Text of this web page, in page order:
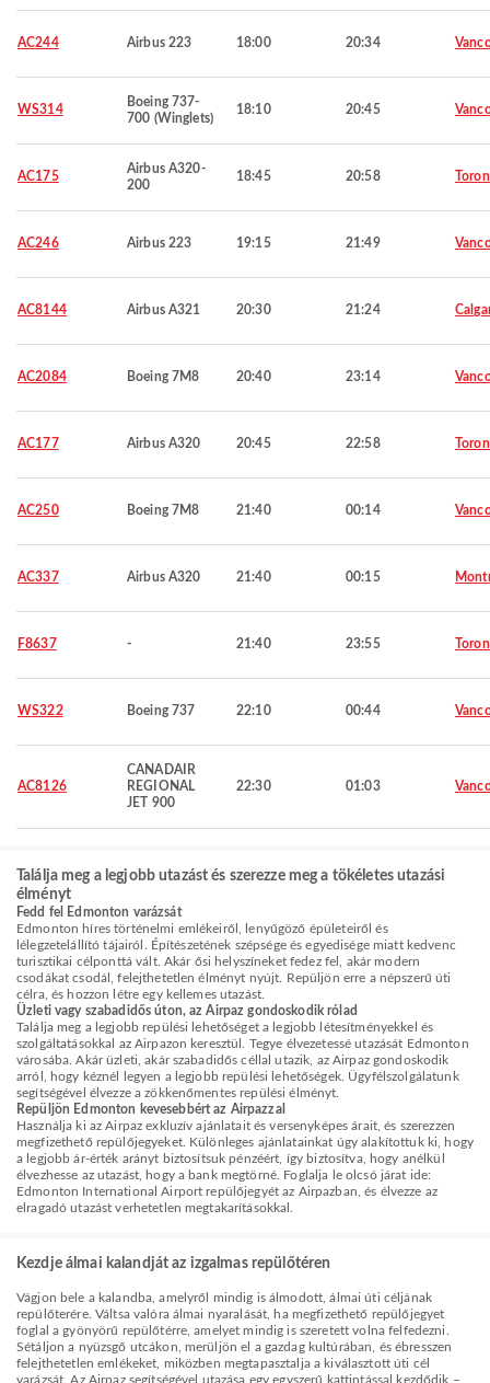
AC244 Airbus 223 18:00 20:34
WS314
Boeing 737-
700 (Winglets)
18:10 20:45
AC175
Airbus A320-
200
18:45 20:58
AC246 Airbus 223 19:15 21:49
AC8144 Airbus A321 20:30 21:24
AC2084 Boeing 7M8 20:40 23:14
AC177 Airbus A320 20:45 22:58
AC250 Boeing 7M8 21:40 00:14
AC337 Airbus A320 21:40 00:15
F8637 - 21:40 23:55
WS322 Boeing 737 22:10 00:44
AC8126
CANADAIR
REGIONAL
JET 900
22:30 01:03
Találja meg a legjobb utazást és szerezze meg a tökéletes utazási
élményt
Fedd fel Edmonton varázsát
Edmonton híres történelmi emlékeiről, lenyűgöző épületeiről és
lélegzetelállító tájairól. Építészetének szépsége és egyedisége miatt kedvenc
turisztikai célponttá vált. Akár ősi helyszíneket fedez fel, akár modern
csodákat csodál, felejthetetlen élményt nyújt. Repüljön erre a népszerű úti
célra, és hozzon létre egy kellemes utazást.
Üzleti vagy szabadidős úton, az Airpaz gondoskodik rólad
Találja meg a legjobb repülési lehetőséget a legjobb létesítményekkel és
szolgáltatásokkal az Airpazon keresztül. Tegye élvezetessé utazását Edmonton
városába. Akár üzleti, akár szabadidős céllal utazik, az Airpaz gondoskodik
arról, hogy kéznél legyen a legjobb repülési lehetőségek. Ügyfélszolgálatunk
segítségével élvezze a zökkenőmentes repülési élményt.
Repüljön Edmonton kevesebbért az Airpazzal
Használja ki az Airpaz exkluzív ajánlatait és versenyképes árait, és szerezzen
megfizethető repülőjegyeket. Különleges ajánlatainkat úgy alakítottuk ki, hogy
a legjobb ár-érték arányt biztosítsuk pénzéért, így biztosítva, hogy anélkül
élvezhesse az utazást, hogy a bank megtörné. Foglalja le olcsó járat ide:
Edmonton International Airport repülőjegyét az Airpazban, és élvezze az
elragadó utazást verhetetlen megtakarításokkal.
Kezdje álmai kalandját az izgalmas repülőtéren
Vágjon bele a kalandba, amelyről mindig is álmodott, álmai úti céljának
repülőterére. Váltsa valóra álmai nyaralását, ha megfizethető repülőjegyet
foglal a gyönyörű repülőtérre, amelyet mindig is szeretett volna felfedezni.
Sétáljon a nyüzsgő utcákon, merüljön el a gazdag kultúrában, és ébresszen
felejthetetlen emlékeket, miközben megtapasztalja a kiválasztott úti cél
varázsát. Az Airpaz segítségével utazása egy egyszerű kattintással kezdődik –